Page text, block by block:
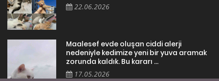
22.06.2026
Maalesef evde oluşan ciddi alerji
nedeniyle kedimize yeni bir yuva aramak
zorunda kaldık. Bu kararı ...
17.05.2026